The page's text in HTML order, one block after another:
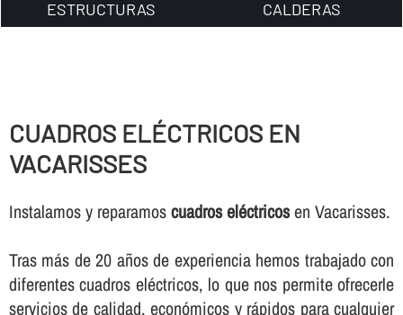
ESTRUCTURAS
CALDERAS
CUADROS ELÉCTRICOS EN
VACARISSES
Instalamos y reparamoscuadros eléctricosen Vacarisses.
Tras más de 20 años de experiencia hemos trabajado con
diferentes cuadros eléctricos, lo que nos permite ofrecerle
servicios de calidad, económicos y rápidos para cualquier